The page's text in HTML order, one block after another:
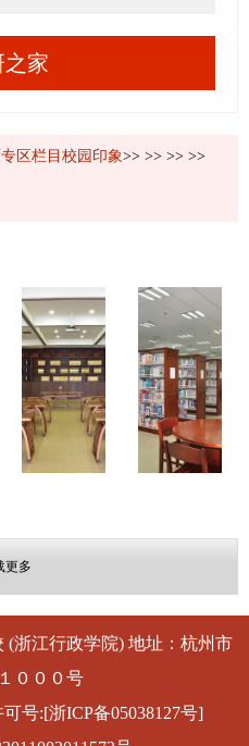
之家
>> >>
专区栏目 >>
校园印象 >>
更多
(浙江行政学院) 地址：杭州市
０００号
号:[浙ICP备05038127号]